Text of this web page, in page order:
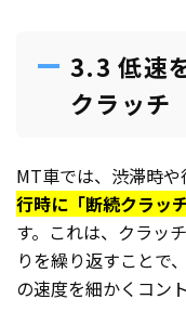
3.3 低速
クラッチ
MT車では、渋滞時
行時に「断続クラッ
す。これは、クラッ
りを繰り返すことで
の速度を細かくコン